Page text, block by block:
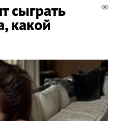
сыграть
какой